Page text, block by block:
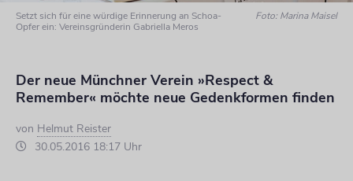
Setzt sich für eine würdige Erinnerung an Schoa-
Opfer ein: Vereinsgründerin Gabriella Meros
Foto: Marina Maisel
Der neue Münchner Verein »Respect &
Remember« möchte neue Gedenkformen finden
von Helmut Reister
30.05.2016 18:17 Uhr